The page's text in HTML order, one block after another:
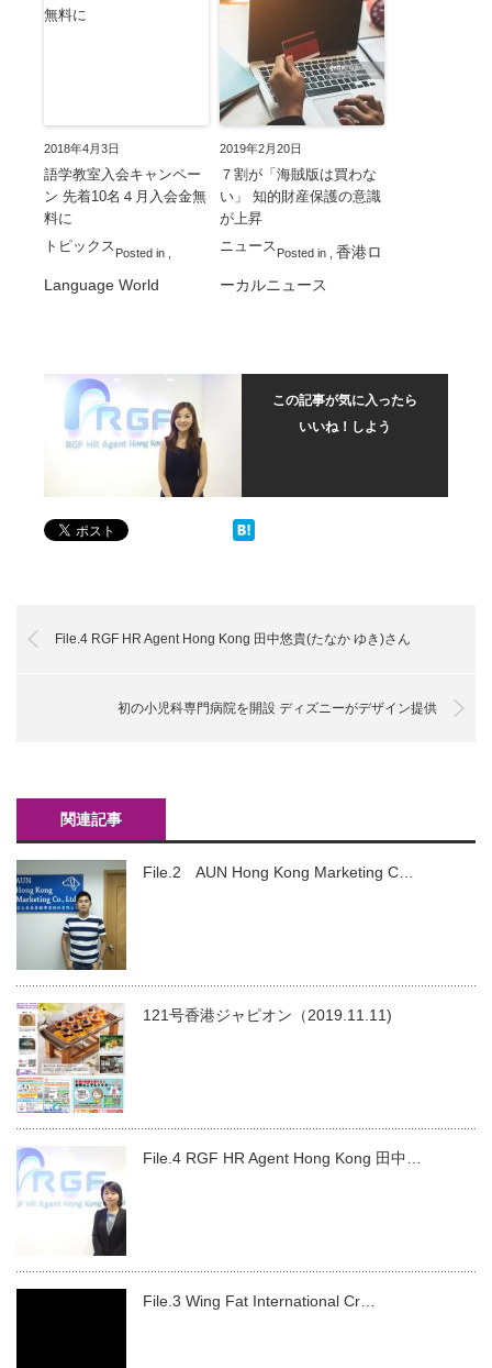
2018年4月3日
語学教室入会キャンペー
ン 先着10名４月入会金無
料に
Posted in
トピックス
Language World
2019年2月20日
７割が「海賊版は買わな
い」 知的財産保護の意識
が上昇
Posted in
ニュース
香港ロ
ーカルニュース
この記事が気に入ったら
いいね！しよう
File.4 RGF HR Agent Hong Kong 田中悠貴(たなか ゆき)さん
初の小児科専門病院を開設 ディズニーがデザイン提供
関連記事
File.2 AUN Hong Kong Marketing C…
121号香港ジャピオン（2019.11.11)
File.4 RGF HR Agent Hong Kong 田中…
File.3 Wing Fat International Cr…